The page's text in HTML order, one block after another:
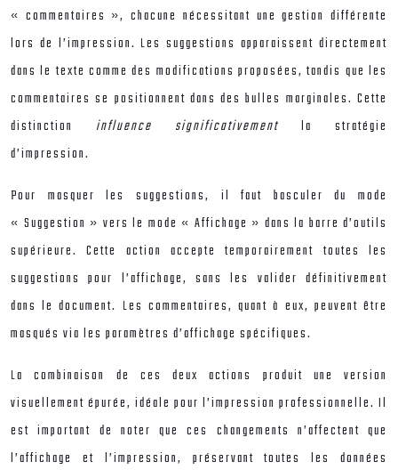
« commentaires », chacune nécessitant une gestion différente
lors de l’impression. Les suggestions apparaissent directement
dans le texte comme des modifications proposées, tandis que les
commentaires se positionnent dans des bulles marginales. Cette
distinction influence significativement la stratégie
d’impression.
Pour masquer les suggestions, il faut basculer du mode
« Suggestion » vers le mode « Affichage » dans la barre d’outils
supérieure. Cette action accepte temporairement toutes les
suggestions pour l’affichage, sans les valider définitivement
dans le document. Les commentaires, quant à eux, peuvent être
masqués via les paramètres d’affichage spécifiques.
La combinaison de ces deux actions produit une version
visuellement épurée, idéale pour l’impression professionnelle. Il
est important de noter que ces changements n’affectent que
l’affichage et l’impression, préservant toutes les données